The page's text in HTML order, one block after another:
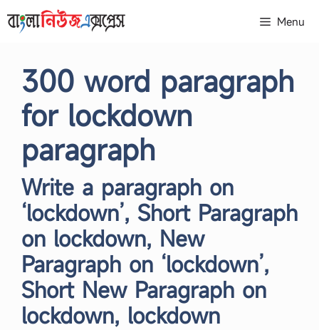
to
Menu
300 word paragraph
for lockdown
paragraph
Write a paragraph on
‘lockdown’, Short Paragraph
on lockdown, New
Paragraph on ‘lockdown’,
Short New Paragraph on
lockdown, lockdown